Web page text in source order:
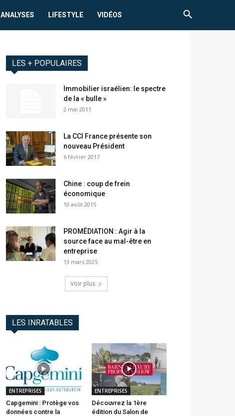
ANALYSES LIFESTYLE VIDÉOS
LES + POPULAIRES
Immobilier israélien: le spectre
de la « bulle »
2 mai 2011
La CCI France présente son
nouveau Président
6 février 2017
Chine : coup de frein
économique
10 août 2015
PROMÉDIATION : Agir à la
source face au mal-être en
entreprise
13 mars 2025
Voir plus
LES INRATABLES
ENTREPRISES
Capgemini : Protège vos
données contre la
ENTREPRISES
Découvrez la 1ère
édition du Salon de